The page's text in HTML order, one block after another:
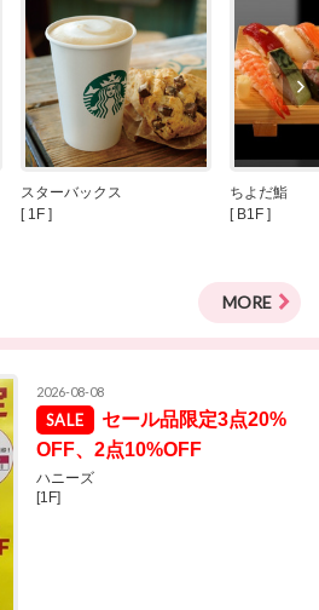
スターバックス
[ 1F ]
ちよだ鮨
[ B1F ]
MORE
2026-08-08
セール品限定3点20%
OFF、2点10%OFF
ハニーズ
[1F]